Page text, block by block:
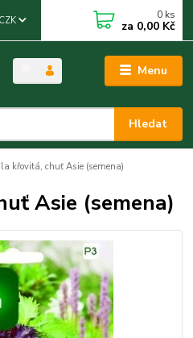
Menu
CZK
Hledat
0 ks
za 0,00 Kč
křovitá, chuť Asie (semena)
Asie (semena)